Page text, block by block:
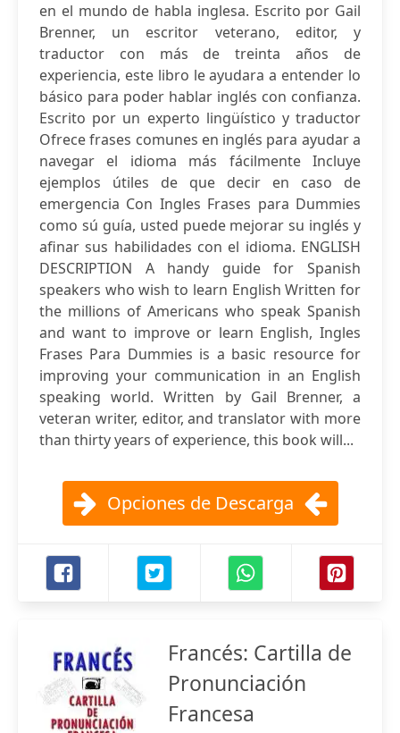
en el mundo de habla inglesa. Escrito por Gail
Brenner, un escritor veterano, editor, y
traductor con más de treinta años de
experiencia, este libro le ayudara a entender lo
básico para poder hablar inglés con confianza.
Escrito por un experto lingüístico y traductor
Ofrece frases comunes en inglés para ayudar a
navegar el idioma más fácilmente Incluye
ejemplos útiles de que decir en caso de
emergencia Con Ingles Frases para Dummies
como sú guía, usted puede mejorar su inglés y
afinar sus habilidades con el idioma. ENGLISH
DESCRIPTION A handy guide for Spanish
speakers who wish to learn English Written for
the millions of Americans who speak Spanish
and want to improve or learn English, Ingles
Frases Para Dummies is a basic resource for
improving your communication in an English
speaking world. Written by Gail Brenner, a
veteran writer, editor, and translator with more
than thirty years of experience, this book will...
Opciones de Descarga
Francés: Cartilla de
Pronunciación
Francesa